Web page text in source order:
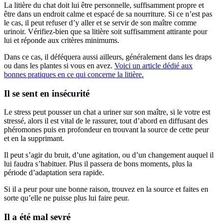
La litière du chat doit lui être personnelle, suffisamment propre et
être dans un endroit calme et espacé de sa nourriture. Si ce n’est pas
le cas, il peut refuser d’y aller et se servir de son maître comme
urinoir. Vérifiez-bien que sa litière soit suffisamment attirante pour
lui et réponde aux critères minimums.
Dans ce cas, il déféquera aussi ailleurs, généralement dans les draps
ou dans les plantes si vous en avez. Voici un article dédié aux
bonnes pratiques en ce qui concerne la litière.
Il se sent en insécurité
Le stress peut pousser un chat a uriner sur son maître, si le votre est
stressé, alors il est vital de le rassurer, tout d’abord en diffusant des
phéromones puis en profondeur en trouvant la source de cette peur
et en la supprimant.
Il peut s’agir du bruit, d’une agitation, ou d’un changement auquel il
lui faudra s’habituer. Plus il passera de bons moments, plus la
période d’adaptation sera rapide.
Si il a peur pour une bonne raison, trouvez en la source et faites en
sorte qu’elle ne puisse plus lui faire peur.
Il a été mal sevré